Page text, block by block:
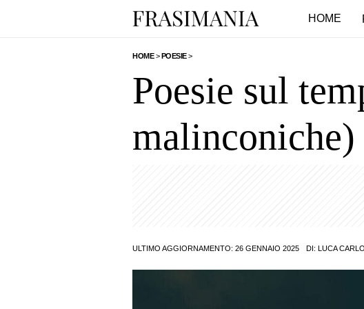
HOME
HOME>POESIE>
Poesie sul
malinconiche)
ULTIMO AGGIORNAMENTO: 26 GENNAIO 2025 DI: LUCA